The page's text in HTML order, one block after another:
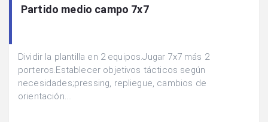
Partido medio campo 7x7
Dividir la plantilla en 2 equipos.Jugar 7x7 más 2
porteros.Establecer objetivos tácticos según
necesidades;pressing, repliegue, cambios de
orientación....